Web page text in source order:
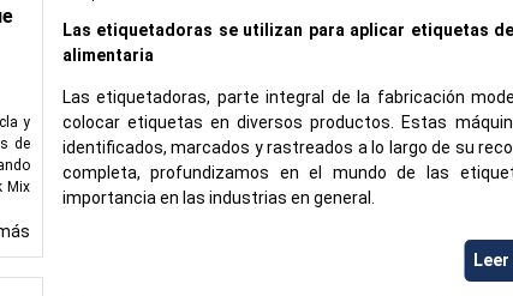
y
de
Mix
Las etiquetadoras se utilizan para aplicar etiquetas
alimentaria
Las etiquetadoras, parte integral de la fabricación
colocar etiquetas en diversos productos. Estas
identificados, marcados y rastreados a lo largo de su
completa, profundizamos en el mundo de las
importancia en las industrias en general.
Las etiquetadoras agilizan el proceso de colocación de